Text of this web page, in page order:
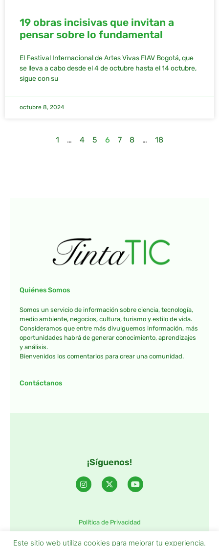
19 obras incisivas que invitan a
pensar sobre lo fundamental
El Festival Internacional de Artes Vivas FIAV Bogotá, que
se lleva a cabo desde el 4 de octubre hasta el 14 octubre,
sigue con su
octubre 8, 2024
1 … 4 5 6 7 8 … 18
Quiénes Somos
Somos un servicio de información sobre ciencia, tecnología,
medio ambiente, negocios, cultura, turismo y estilo de vida.
Consideramos que entre más divulguemos información, más
oportunidades habrá de generar conocimiento, aprendizajes
y análisis.
Bienvenidos los comentarios para crear una comunidad.
Contáctanos
¡Síguenos!
Política de Privacidad
©2025 TintaTIC – Todos Los derechos reservados.
Este sitio web utiliza cookies para mejorar tu experiencia.